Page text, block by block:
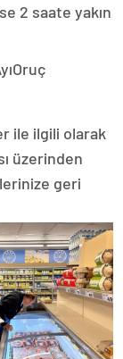
2 saate yakın
ile ilgili olarak
üzerinden
geri